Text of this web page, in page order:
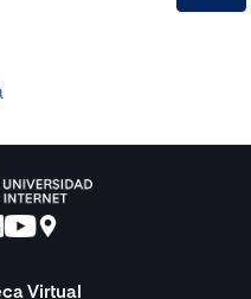
Virtual